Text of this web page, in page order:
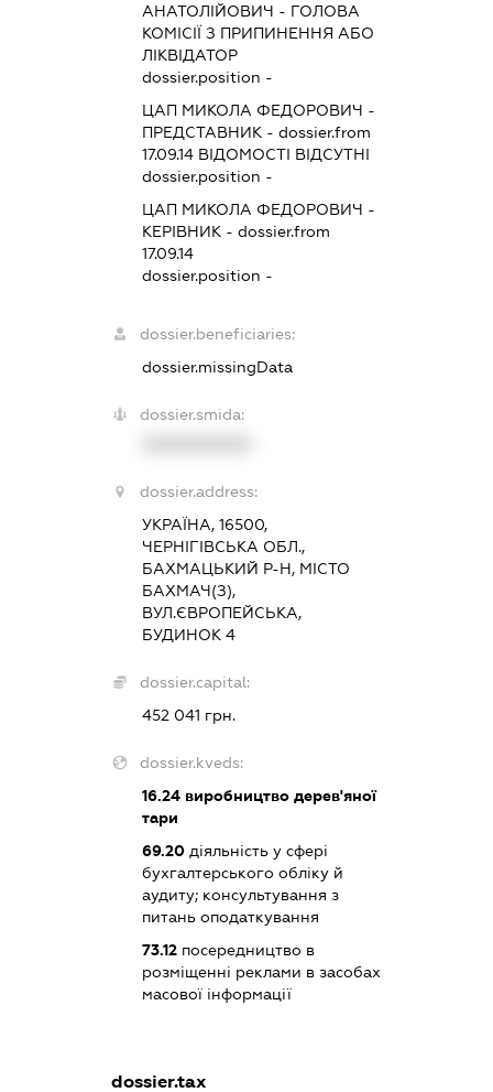
АНАТОЛІЙОВИЧ - ГОЛОВА
КОМІСІЇ З ПРИПИНЕННЯ АБО
ЛІКВІДАТОР
dossier.position -
ЦАП МИКОЛА ФЕДОРОВИЧ -
ПРЕДСТАВНИК- dossier.from
17.09.14ВІДОМОСТІ ВІДСУТНІ
dossier.position -
ЦАП МИКОЛА ФЕДОРОВИЧ -
КЕРІВНИК- dossier.from
17.09.14
dossier.position -
dossier.beneficiaries:
dossier.missingData
dossier.smida:
dossier.address:
УКРАЇНА, 16500,
ЧЕРНІГІВСЬКА ОБЛ.,
БАХМАЦЬКИЙ Р-Н, МІСТО
БАХМАЧ(З),
ВУЛ.ЄВРОПЕЙСЬКА,
БУДИНОК 4
dossier.capital:
452 041 грн.
dossier.kveds:
16.24виробництво дерев'яної
тари
69.20діяльність у сфері
бухгалтерського обліку й
аудиту; консультування з
питань оподаткування
73.12посередництво в
розміщенні реклами в засобах
масової інформації
dossier.tax